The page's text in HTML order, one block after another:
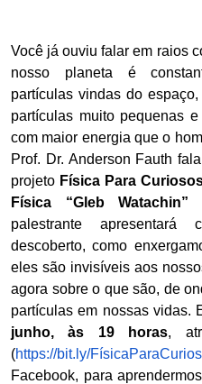
Você já ouviu falar em raios
nosso planeta é
partículas vindas do
partículas muito pequenas
com maior energia que o
Prof. Dr. Anderson Fauth
projeto Física Para
Física “Gleb Watachin”
palestrante
descoberto, como
eles são invisíveis aos
agora sobre o que são, de
partículas em nossas vidas.
junho, às 19 horas,
(https://bit.ly/
Facebook, para